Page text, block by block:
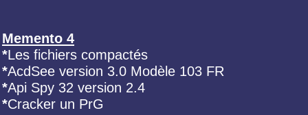
Memento 4
*Les fichiers compactés
*AcdSee version 3.0 Modèle 103 FR
*Api Spy 32 version 2.4
*Cracker un PrG